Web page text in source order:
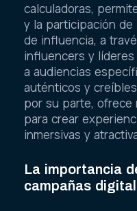
calculadoras,
y la participación de
de influencia, a
influencers y
a audiencias
auténticos y
por su parte, ofrece
para crear
inmersivas y
La importancia
campañas